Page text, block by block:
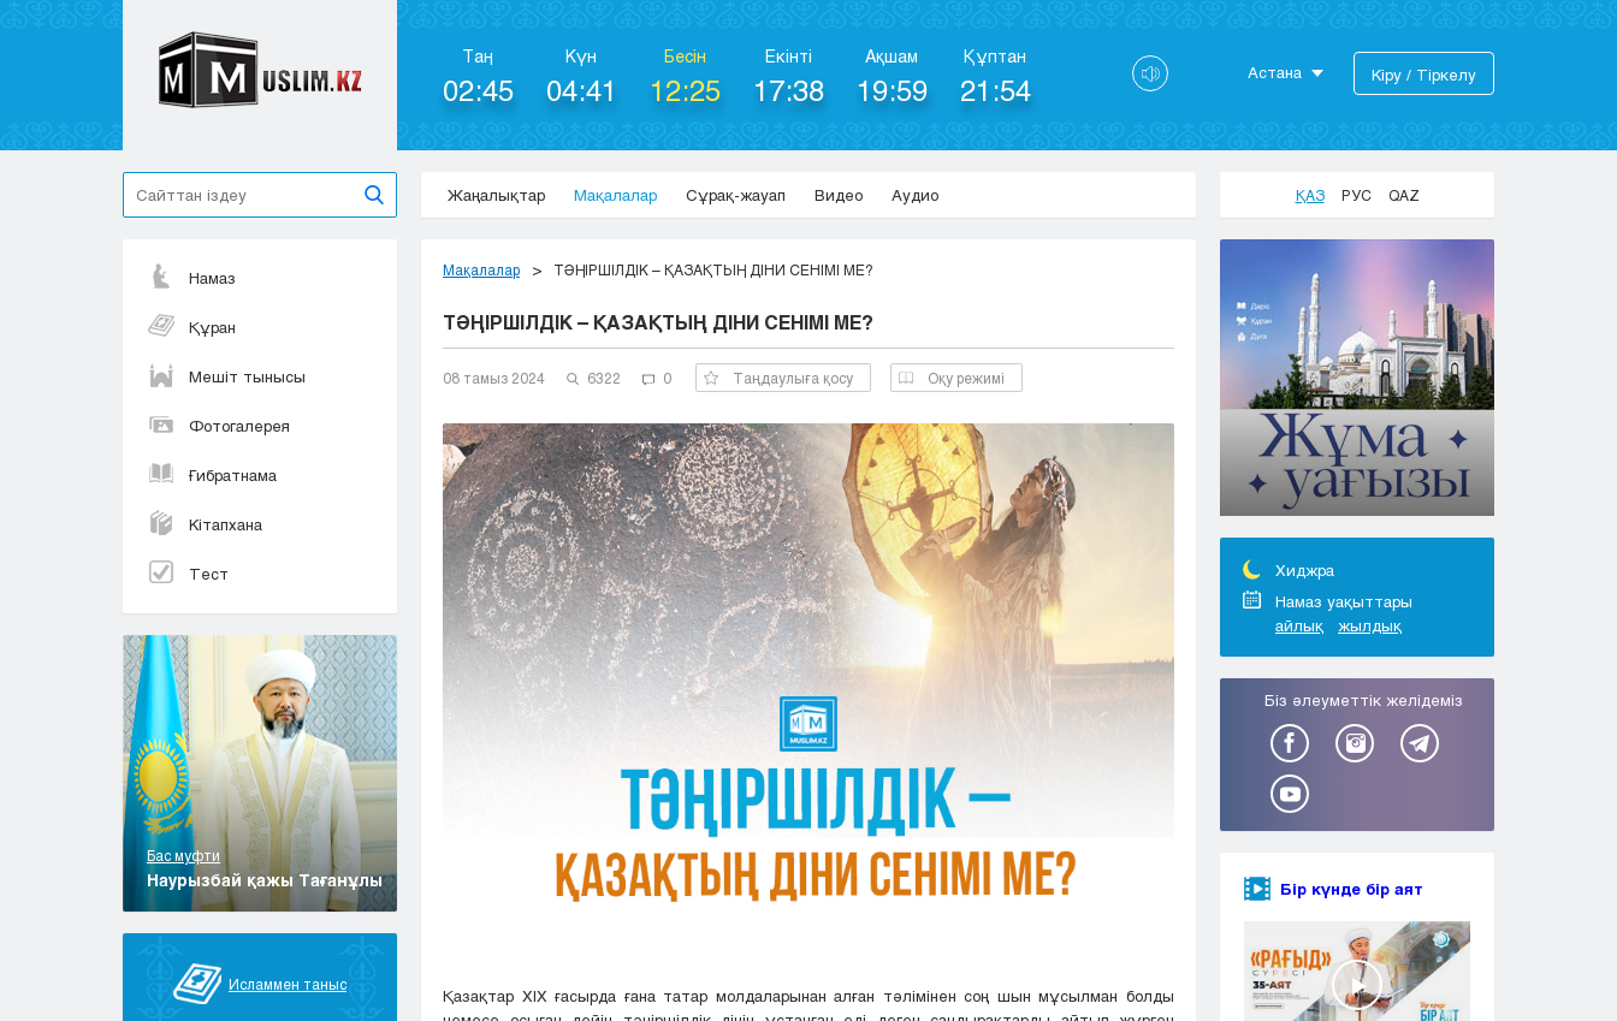
Таң
02:45
Күн
04:41
Бесін
12:25
Екінті
17:38
Ақшам
19:59
Құптан
21:54 Астана
Актобе
Караганда
Кокшетау
Костанай
Кызылорда
Павлодар
Петропавловск
Семей
Талдыкорган
Тараз
Туркестан
Уральск
Усть-Каменогорск
Шымкент
Кіру / Тіркелу
Жаңалықтар Мақалалар Сұрақ-жауап Видео Аудио ҚАЗ РУС QAZ
Намаз
Құран
Мешіт тынысы
Фотогалерея
Ғибратнама
Кітапхана
Тест
Бас муфти
Наурызбай қажы Тағанұлы
Исламмен таныс
Мақалалар ТӘҢІРШІЛДІК – ҚАЗАҚТЫҢ ДІНИ СЕНІМІ МЕ?
ТӘҢІРШІЛДІК – ҚАЗАҚТЫҢ ДІНИ СЕНІМІ МЕ?
08 тамыз 2024 6322 0 Таңдаулыға қосу Оқу режимі
Қазақтар ХІХ ғасырда ғана татар молдаларынан алған тәлімінен соң шын мұсылман болды
Хиджра
Намаз уақыттары
айлық
жылдық
Біз әлеуметтік желідеміз
Бір күнде бір аят